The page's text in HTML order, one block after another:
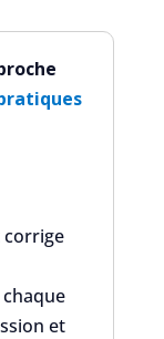
corrige
et